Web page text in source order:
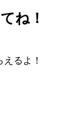
ね！
えるよ！